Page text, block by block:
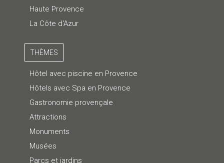
Haute Provence
La Côte d'Azur
THÈMES
Hôtel avec piscine en Provence
Hôtels avec Spa en Provence
Gastronomie provençale
Attractions
Monuments
Musées
Parcs et jardins